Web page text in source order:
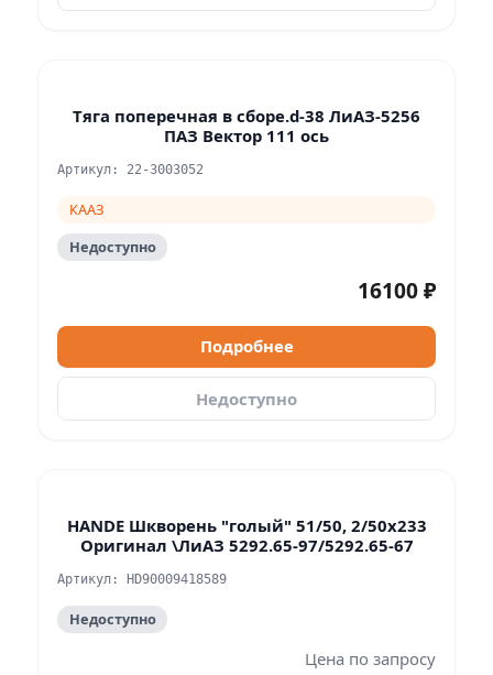
Тяга поперечная в сборе.d-38 ЛиАЗ-5256
ПАЗ Вектор 111 ось
Артикул: 22-3003052
КААЗ
Недоступно
16100 ₽
Подробнее
Недоступно
HANDE Шкворень "голый" 51/50, 2/50x233
Оригинал \ЛиАЗ 5292.65-97/5292.65-67
Артикул: HD90009418589
Недоступно
Цена по запросу